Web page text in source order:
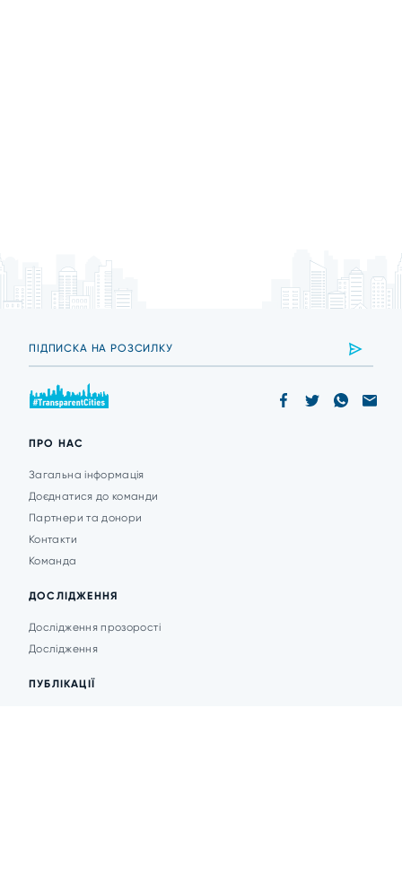
ПРО НАС
Загальна інформація
Доєднатися до команди
Партнери та донори
Контакти
Команда
ДОСЛІДЖЕННЯ
Дослідження прозорості
Дослідження
ПУБЛІКАЦІЇ